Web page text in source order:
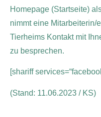
Homepage (Startseite)
nimmt eine Mitarbeiterin/
Tierheims Kontakt mit
zu besprechen.
[shariff
(Stand: 11.06.2023 / KS)